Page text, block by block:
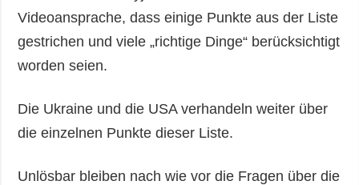
Videoansprache, dass einige Punkte aus der Liste
gestrichen und viele „richtige Dinge“ berücksichtigt
worden seien.
Die Ukraine und die USA verhandeln weiter über
die einzelnen Punkte dieser Liste.
Unlösbar bleiben nach wie vor die Fragen über die